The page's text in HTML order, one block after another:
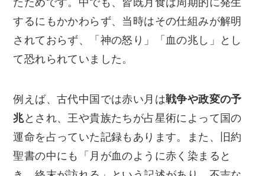
たためです。中でも、皆既月食は周期的に発生
するにもかかわらず、当時はその仕組みが解明
されておらず、「神の怒り」「血の兆し」とし
て恐れられていました。
例えば、古代中国では赤い月は戦争や政変の予
兆とされ、王や貴族たちが占星術によって国の
運命を占っていた記録もあります。また、旧約
聖書の中にも「月が血のように赤く染まると